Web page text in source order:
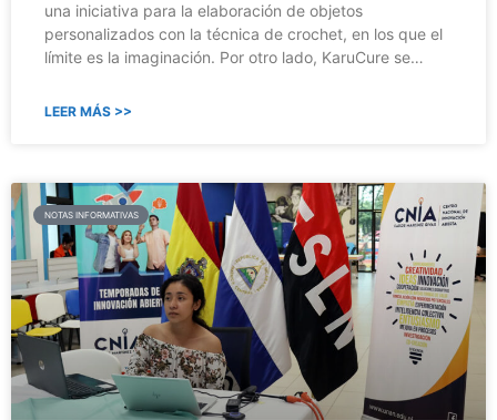
una iniciativa para la elaboración de objetos
personalizados con la técnica de crochet, en los que el
límite es la imaginación. Por otro lado, KaruCure se…
LEER MÁS >>
NOTAS INFORMATIVAS